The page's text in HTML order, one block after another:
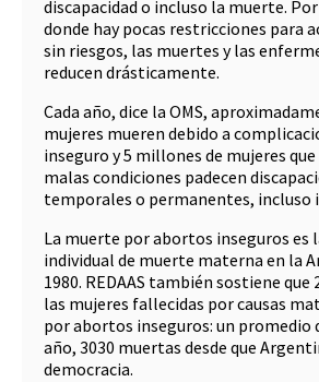
discapacidad o incluso la muerte.
donde hay pocas restricciones para
sin riesgos, las muertes y las
reducen drásticamente.
Cada año, dice la OMS,
mujeres mueren debido a
inseguro y 5 millones de mujeres
malas condiciones padecen
temporales o permanentes, incluso
La muerte por abortos inseguros es
individual de muerte materna en la
1980. REDAAS también sostiene que
las mujeres fallecidas por causas
por abortos inseguros: un promedio
año, 3030 muertas desde que
democracia.